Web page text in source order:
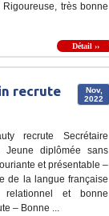
Rigoureuse, très bonne
Détail ››
Nov,
2022
recrute
recrute Secrétaire
Jeune diplômée sans
et présentable –
de la langue française
et bonne
– Bonne ...